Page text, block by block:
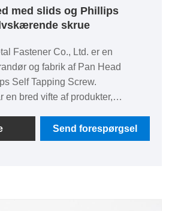
med slids og Phillips
skrue
Fastener Co., Ltd. er en
og fabrik af Pan Head
Self Tapping Screw.
en bred vifte af produkter,
behov. Den årlige
når mere end 10.000 tons, og
din betroede leverandør af
Send forespørgsel